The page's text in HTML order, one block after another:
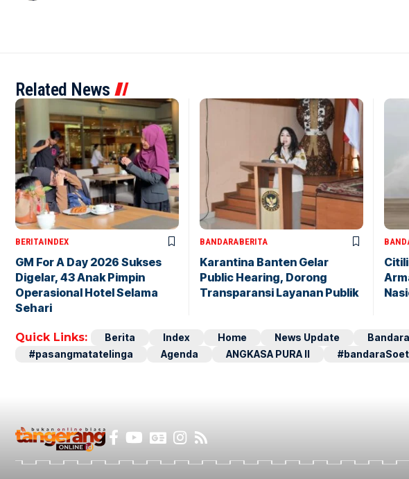
Related News
BERITAINDEX
GM For A Day 2026 Sukses
Digelar, 43 Anak Pimpin
Operasional Hotel Selama
Sehari
BANDARABERITA
Karantina Banten Gelar
Public Hearing, Dorong
Transparansi Layanan Publik
Quick Links: Berita Index Home News Update Bandara
#pasangmatatelinga
Agenda ANGKASA PURA II